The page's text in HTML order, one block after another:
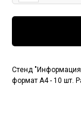
Стенд
формат А4 - 10 шт.